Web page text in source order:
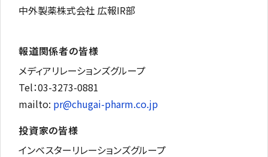
中外製薬株式会社 広報IR部
報道関係者の皆様
メディアリレーションズグループ
Tel：03-3273-0881
mailto: pr@chugai-pharm.co.jp
投資家の皆様
インベスターリレーションズグループ